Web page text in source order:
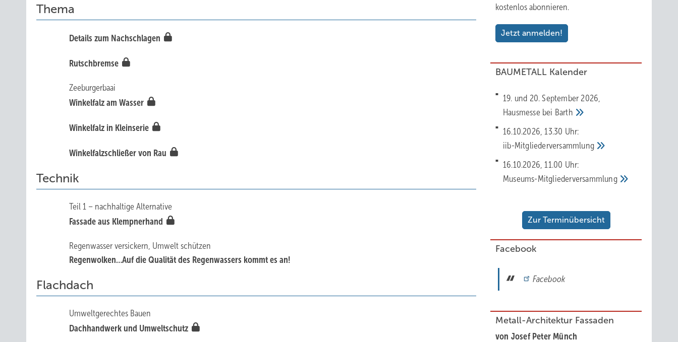
Thema
Details zum Nachschlagen
Rutschbremse
Zeeburgerbaai
Winkelfalz am Wasser
Winkelfalz in Kleinserie
Winkelfalzschließer von Rau
Technik
Teil 1 – nachhaltige Alternative
Fassade aus Klempnerhand
Regenwasser versickern, Umwelt schützen
Regenwolken…A uf die Qualität des Regenwassers kommt es an!
Flachdach
Umweltgerechtes Bauen
Dachhandwerk und ­Umweltschutz
kostenlos abonnieren.
Jetzt anmelden!
BAUMETALL Kalender
19. und 20. September 2026,
Hausmesse bei Barth
16.10.2026, 13.30 Uhr:
iib-Mitgliederversammlung
16.10.2026, 11.00 Uhr:
Museums-Mitgliederversammlung
Zur Terminübersicht
Facebook
Facebook
Metall-Architektur Fassaden
von Josef Peter Münch